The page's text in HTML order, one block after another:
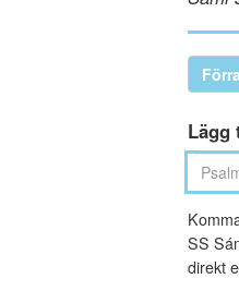
Förra
Lägg
SS
direkt